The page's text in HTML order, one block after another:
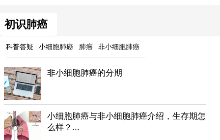
初识肺癌
科普答疑 小细胞肺癌 肺癌 非小细胞肺癌
非小细胞肺癌的分期
小细胞肺癌与非小细胞肺癌介绍，生存期怎
么样？...